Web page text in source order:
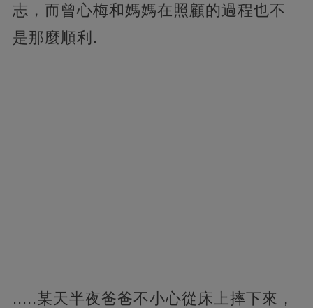
志，而曾心梅和媽媽在照顧的過程也不
是那麼順利.
.....某天半夜爸爸不小心從床上摔下來，